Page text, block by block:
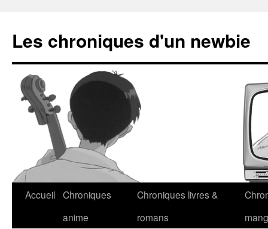
Les chroniques d'un newbie
Accueil Chroniques
anime
Chroniques livres &
romans